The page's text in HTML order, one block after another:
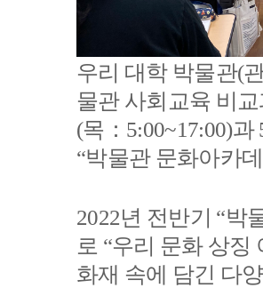
우리 대학 박물관(
물관 사회교육 비
(목 ： 5:00~17:00)과
“박물관 문화아카
2022년 전반기 “박
로 “우리 문화 상징
화재 속에 담긴 다